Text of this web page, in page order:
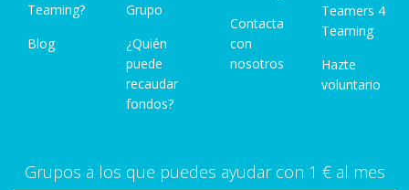
Teaming?
Blog
Grupo
¿Quién
puede
recaudar
fondos?
Contacta
con
nosotros
Teamers 4
Teaming
Hazte
voluntario
Grupos a los que puedes ayudar con 1 € al mes